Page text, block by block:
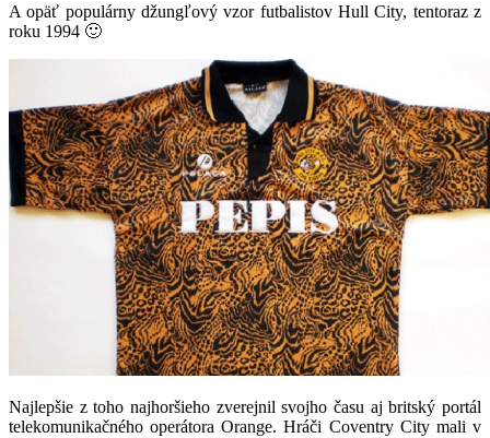
A opäť populárny džungľový vzor futbalistov Hull City, tentoraz z
roku 1994 🙂
Najlepšie z toho najhoršieho zverejnil svojho času aj britský portál
telekomunikačného operátora Orange. Hráči Coventry City mali v